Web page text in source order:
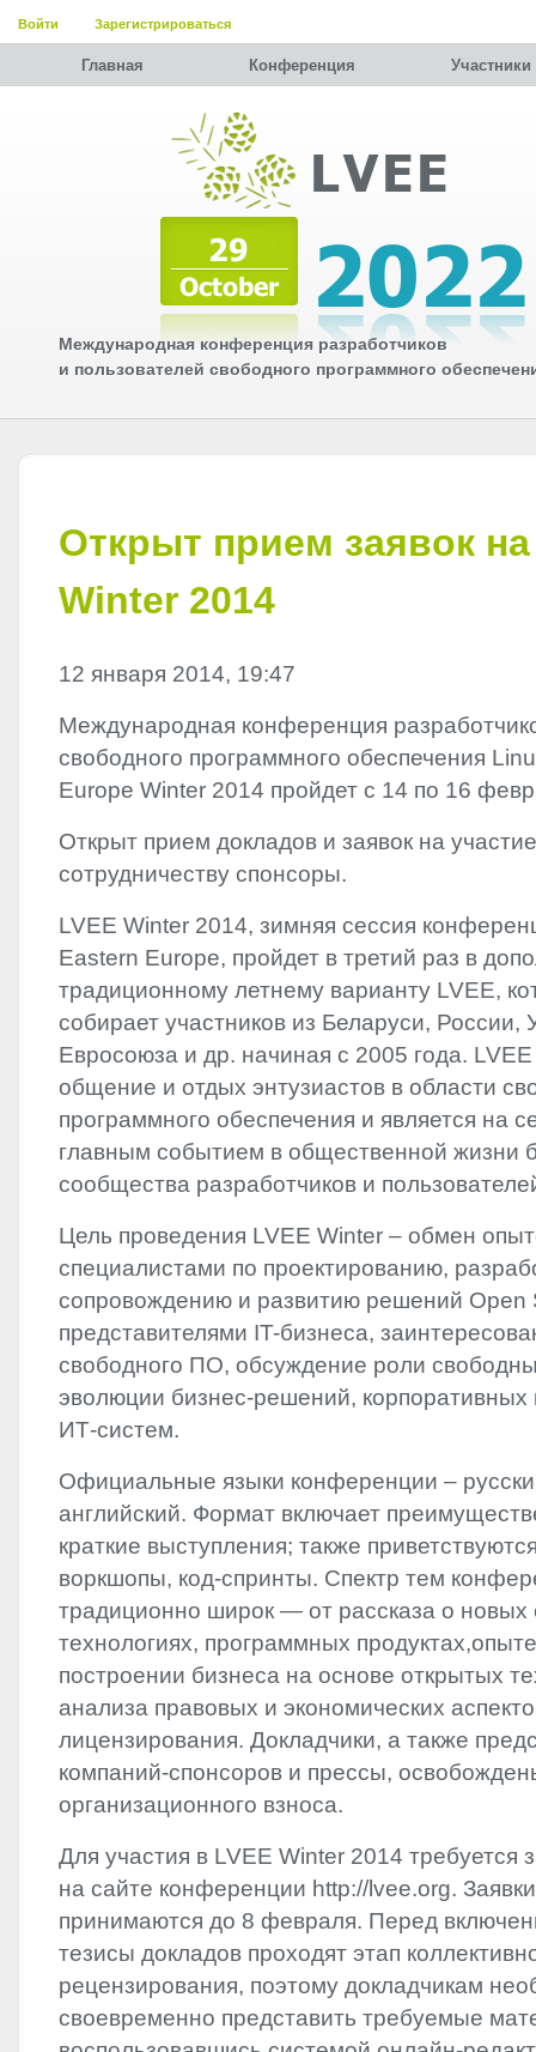
Войти Зарегистрироваться
Главная Конференция Участники
Международная конференция разработчиков
и пользователей свободного программного
Открыт прием заявок на
Winter 2014
12 января 2014, 19:47
Международная конференция
свободного программного обеспечения
Europe Winter 2014 пройдет с 14 по 16
Открыт прием докладов и заявок на
сотрудничеству спонсоры.
LVEE Winter 2014, зимняя сессия
Eastern Europe, пройдет в третий раз в
традиционному летнему варианту LVEE,
собирает участников из Беларуси, России,
Евросоюза и др. начиная с 2005 года. LVEE
общение и отдых энтузиастов в области
программного обеспечения и является на
главным событием в общественной жизни
сообщества разработчиков и
Цель проведения LVEE Winter – обмен
специалистами по проектированию,
сопровождению и развитию решений Open
представителями IT-бизнеса,
свободного ПО, обсуждение роли
эволюции бизнес-решений, корпоративных
ИТ-систем.
Официальные языки конференции –
английский. Формат включает
краткие выступления; также
воркшопы, код-спринты. Спектр тем
традиционно широк — от рассказа о новых
технологиях, программных
построении бизнеса на основе открытых
анализа правовых и экономических
лицензирования. Докладчики, а также
компаний-спонсоров и прессы,
организационного взноса.
Для участия в LVEE Winter 2014 требуется
на сайте конференции http://lvee.org.
принимаются до 8 февраля. Перед
тезисы докладов проходят этап
рецензирования, поэтому докладчикам
своевременно представить требуемые